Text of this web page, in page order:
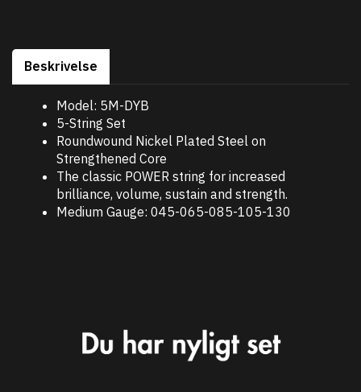
Beskrivelse
Model: 5M-DYB
5-String Set
Roundwound Nickel Plated Steel on
Strengthened Core
The classic POWER string for increased
brilliance, volume, sustain and strength.
Medium Gauge: 045-065-085-105-130